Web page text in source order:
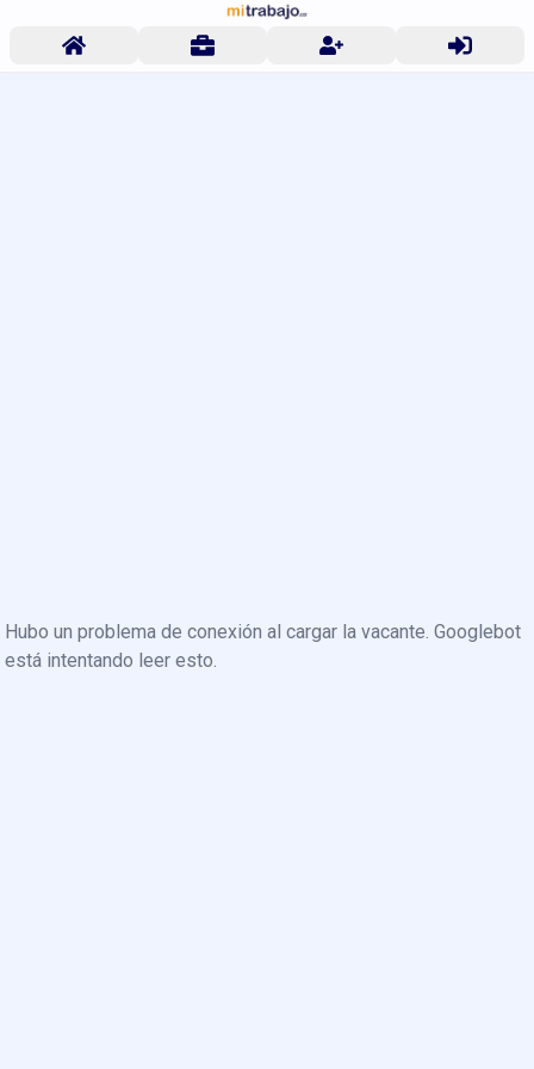
Hubo un problema de conexión al cargar la vacante. Googlebot
está intentando leer esto.